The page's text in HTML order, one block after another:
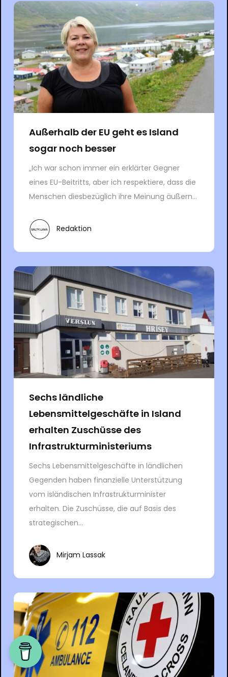
Außerhalb der EU geht es Island
sogar noch besser
„Ich war schon immer ein erklärter Gegner
eines EU-Beitritts, aber ich respektiere, dass die
Menschen diesbezüglich ihre Meinung äußern...
Redaktion
Sechs ländliche
Lebensmittelgeschäfte in Island
erhalten Zuschüsse des
Infrastrukturministeriums
Sechs Lebensmittelgeschäfte in ländlichen
Gegenden haben finanzielle Unterstützung
vom isländischen Infrastrukturminister
erhalten. Die Zuschüsse, die auf Basis des
strategischen...
Mirjam Lassak